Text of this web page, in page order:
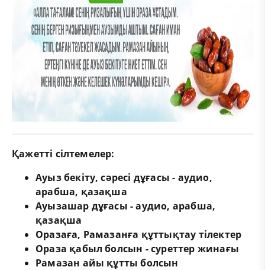
Қажетті сілтемелер:
Ауыз бекіту, сәресі дұғасы - аудио,
арабша, қазақша
Ауызашар дұғасы - аудио, арабша,
қазақша
Оразаға, Рамазанға құттықтау тілектер
Ораза қабыл болсын - суреттер жинағы
Рамазан айы құтты болсын